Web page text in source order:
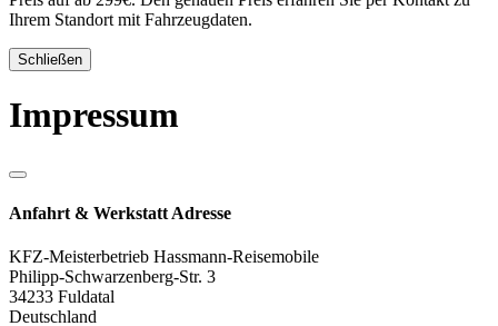
Ihrem Standort mit Fahrzeugdaten.
Schließen
Impressum
Anfahrt & Werkstatt Adresse
KFZ-Meisterbetrieb Hassmann-Reisemobile
Philipp-Schwarzenberg-Str. 3
34233 Fuldatal
Deutschland